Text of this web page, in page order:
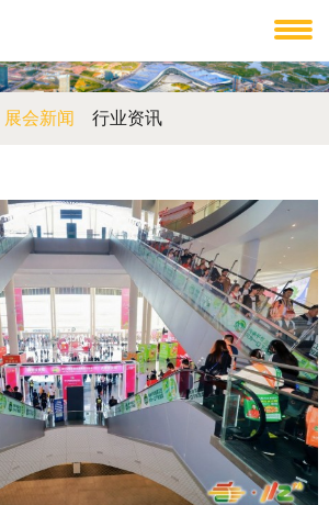
展会新闻 行业资讯